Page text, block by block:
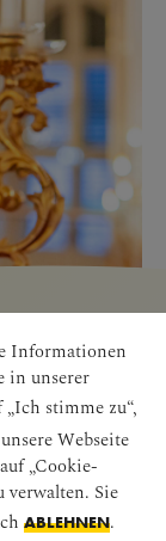
&
eine
und
Informationen
in unserer
stimme zu“,
Webseite
„Cookie-
verwalten. Sie
ABLEHNEN.